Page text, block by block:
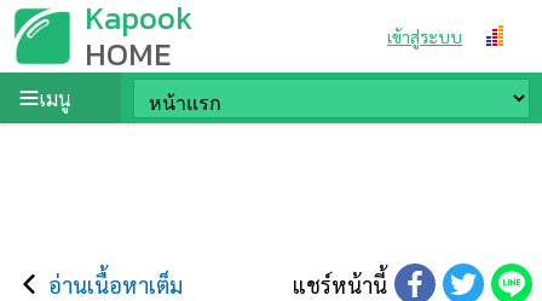
Kapook
HOME เข้าสู่ระบบ
เมนู
อ่านเนื้อหาเต็ม แชร์หน้านี้